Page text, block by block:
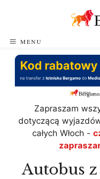
MENU
Zapraszam
dotyczącą
całych Włoch -
Autobus